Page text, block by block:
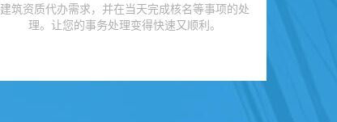
建筑资质代办需求，并在当天完成核名等事项的处
理。让您的事务处理变得快速又顺利。